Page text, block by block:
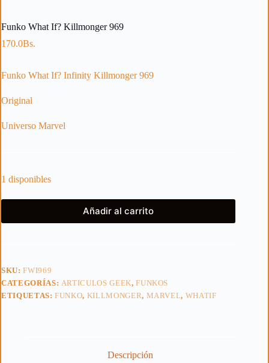
Funko What If? Killmonger 969
170.0Bs.
Funko What If? Infinity Killmonger 969
Original
Universo Marvel
1 disponibles
Añadir al carrito
SKU:FWI969
CATEGORÍAS: ARTICULOS GEEK,FUNKOS
ETIQUETAS:FUNKO, KILLMONGER, MARVEL, WHATIF
Descripción